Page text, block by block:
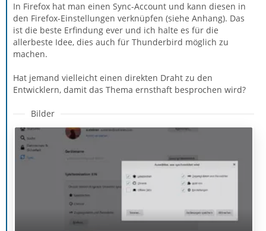
In Firefox hat man einen Sync-Account und kann diesen in
den Firefox-Einstellungen verknüpfen (siehe Anhang). Das
ist die beste Erfindung ever und ich halte es für die
allerbeste Idee, dies auch für Thunderbird möglich zu
machen.
Hat jemand vielleicht einen direkten Draht zu den
Entwicklern, damit das Thema ernsthaft besprochen wird?
Bilder